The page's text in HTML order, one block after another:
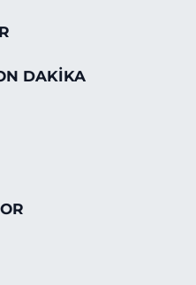
DAKİKA